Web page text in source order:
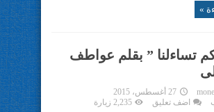
»
تساءلنا ” بقلم عواطف
27 أغسطس، 2015
اضف تعليق 2,235 زيارة